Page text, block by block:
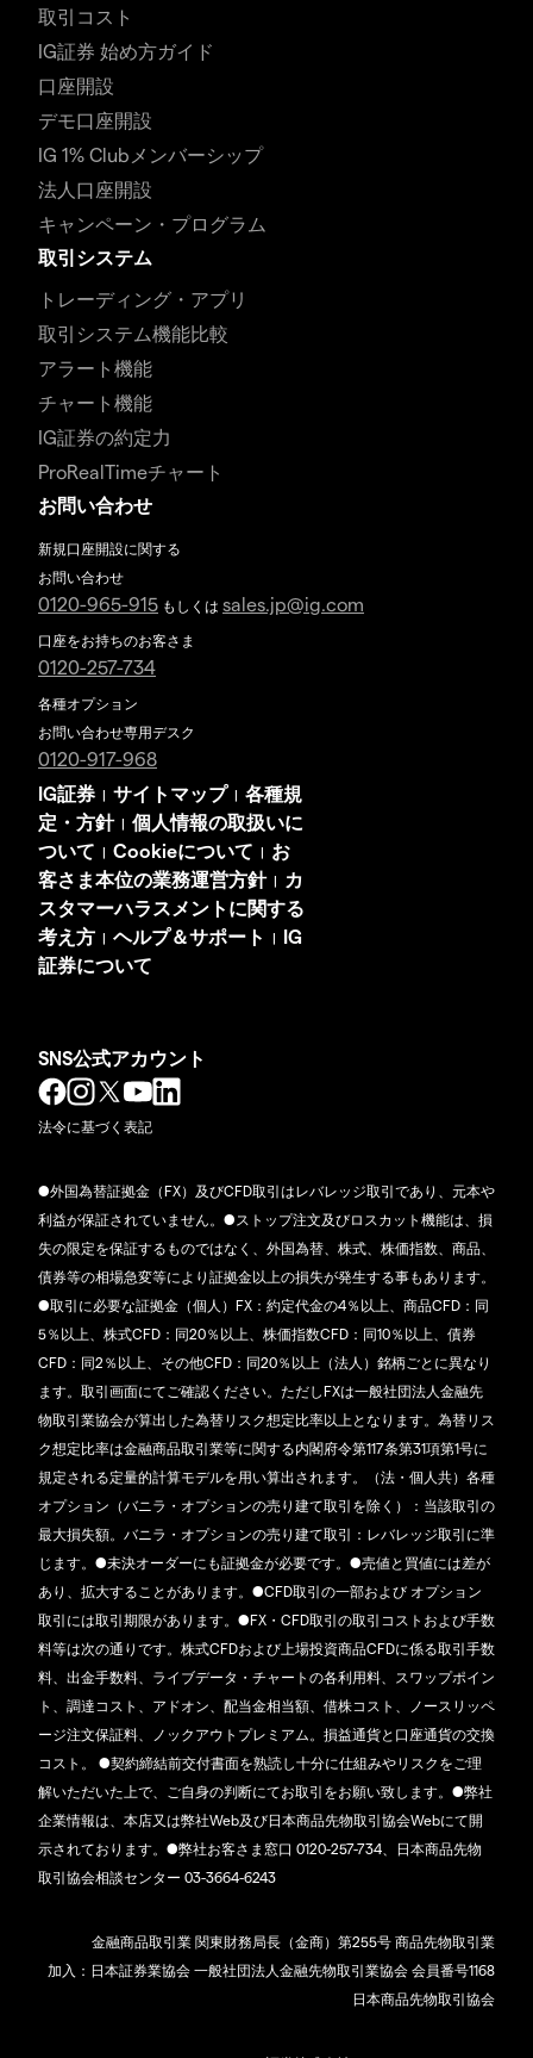
取引コスト
IG証券 始め方ガイド
口座開設
デモ口座開設
IG 1% Clubメンバーシップ
法人口座開設
キャンペーン・プログラム
取引システム
トレーディング・アプリ
取引システム機能比較
アラート機能
チャート機能
IG証券の約定力
ProRealTimeチャート
お問い合わせ
新規口座開設に関する
お問い合わせ
0120-965-915 もしくは sales.jp@ig.com
口座をお持ちのお客さま
0120-257-734
各種オプション
お問い合わせ専用デスク
0120-917-968
IG証券 | サイトマップ | 各種規
定・方針| 個人情報の取扱いに
ついて | Cookieについて | お
客さま本位の業務運営方針|
カ
スタマーハラスメントに関する
考え方 | ヘルプ＆サポート | IG
証券について
SNS公式アカウント
法令に基づく表記
●外国為替証拠金（FX）及びCFD取引はレバレッジ取引であり、元本や
利益が保証されていません。●ストップ注文及びロスカット機能は、損
失の限定を保証するものではなく、外国為替、株式、株価指数、商品、
債券等の相場急変等により証拠金以上の損失が発生する事もあります。
●取引に必要な証拠金（個人）FX：約定代金の4％以上、商品CFD：同
5％以上、株式CFD：同20％以上、株価指数CFD：同10％以上、債券
CFD：同2％以上、その他CFD：同20％以上（法人）銘柄ごとに異なり
ます。取引画面にてご確認ください。ただしFXは一般社団法人金融先
物取引業協会が算出した為替リスク想定比率以上となります。為替リス
ク想定比率は金融商品取引業等に関する内閣府令第117条第31項第1号に
規定される定量的計算モデルを用い算出されます。（法・個人共）各種
オプション（バニラ・オプションの売り建て取引を除く）：当該取引の
最大損失額。バニラ・オプションの売り建て取引：レバレッジ取引に準
じます。●未決オーダーにも証拠金が必要です。●売値と買値には差が
あり、拡大することがあります。●CFD取引の一部および オプション
取引には取引期限があります。●FX・CFD取引の取引コストおよび手数
料等は次の通りです。株式CFDおよび上場投資商品CFDに係る取引手数
料、出金手数料、ライブデータ・チャートの各利用料、スワップポイン
ト、調達コスト、アドオン、配当金相当額、借株コスト、ノースリッペ
ージ注文保証料、ノックアウトプレミアム。損益通貨と口座通貨の交換
コスト。 ●契約締結前交付書面を熟読し十分に仕組みやリスクをご理
解いただいた上で、ご自身の判断にてお取引をお願い致します。●弊社
企業情報は、本店又は弊社Web及び日本商品先物取引協会Webにて開
示されております。●弊社お客さま窓口 0120-257-734、日本商品先物
取引協会相談センター 03-3664-6243
金融商品取引業 関東財務局長（金商）第255号 商品先物取引業
加入：日本証券業協会 一般社団法人金融先物取引業協会 会員番号1168
日本商品先物取引協会